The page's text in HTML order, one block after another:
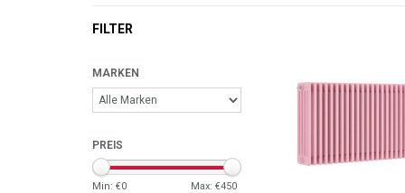
FILTER
MARKEN
PREIS
Min: €0 Max: €450